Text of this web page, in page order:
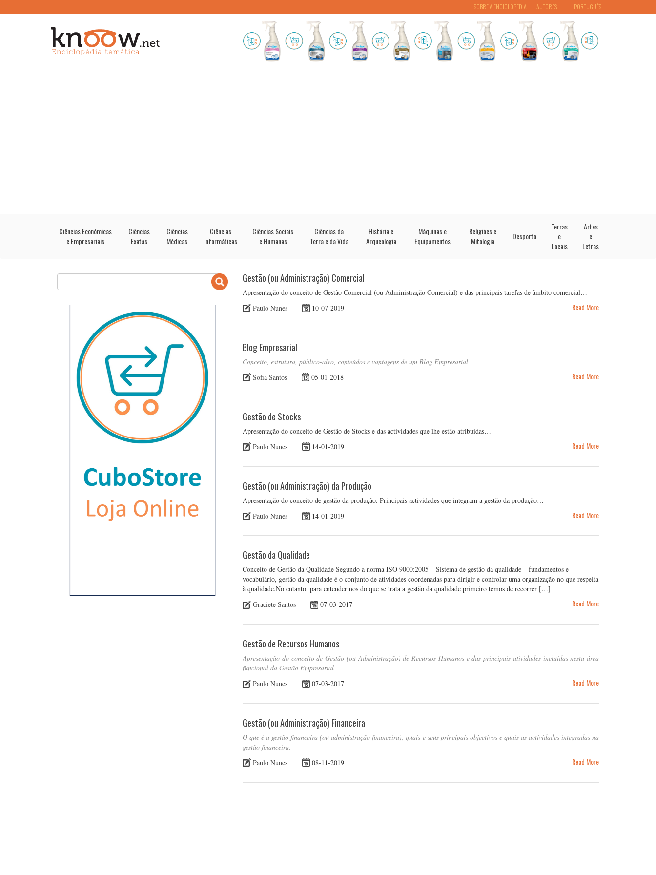
PORTUGUÊS
SOBRE A ENCICLOPÉDIA AUTORES
Ciências Económicas
e Empresariais
Ciências
Exatas
Ciências
Médicas
Ciências
Informáticas
Ciências Sociais
e Humanas
Ciências da
Terra e da Vida
História e
Arqueologia
Máquinas e
Equipamentos
Religiões e
Mitologia
Desporto
Terras
e
Locais
Artes
e
Letras
Gestão (ou Administração) Comercial
Apresentação do conceito de Gestão Comercial (ou Administração Comercial) e das principais tarefas de âmbito comercial…
Paulo Nunes
10-07-2019 Read More
Blog Empresarial
Conceito, estrutura, público-alvo, conteúdos e vantagens de um Blog Empresarial
Sofia Santos
05-01-2018 Read More
Gestão de Stocks
Apresentação do conceito de Gestão de Stocks e das actividades que lhe estão atribuídas…
Paulo Nunes
14-01-2019 Read More
Gestão (ou Administração) da Produção
Apresentação do conceito de gestão da produção. Principais actividades que integram a gestão da produção…
Paulo Nunes
14-01-2019 Read More
Gestão da Qualidade
Conceito de Gestão da Qualidade Segundo a norma ISO 9000:2005 – Sistema de gestão da qualidade – fundamentos e
vocabulário, gestão da qualidade é o conjunto de atividades coordenadas para dirigir e controlar uma organização no que respeita
à qualidade.No entanto, para entendermos do que se trata a gestão da qualidade primeiro temos de recorrer […]
Graciete Santos
07-03-2017 Read More
Gestão de Recursos Humanos
Apresentação do conceito de Gestão (ou Administração) de Recursos Humanos e das principais atividades incluídas nesta área
funcional da Gestão Empresarial
Paulo Nunes
07-03-2017 Read More
Gestão (ou Administração) Financeira
O que é a gestão financeira (ou administração financeira), quais e seus principais objectivos e quais as actividades integradas na
gestão financeira.
Paulo Nunes
08-11-2019 Read More